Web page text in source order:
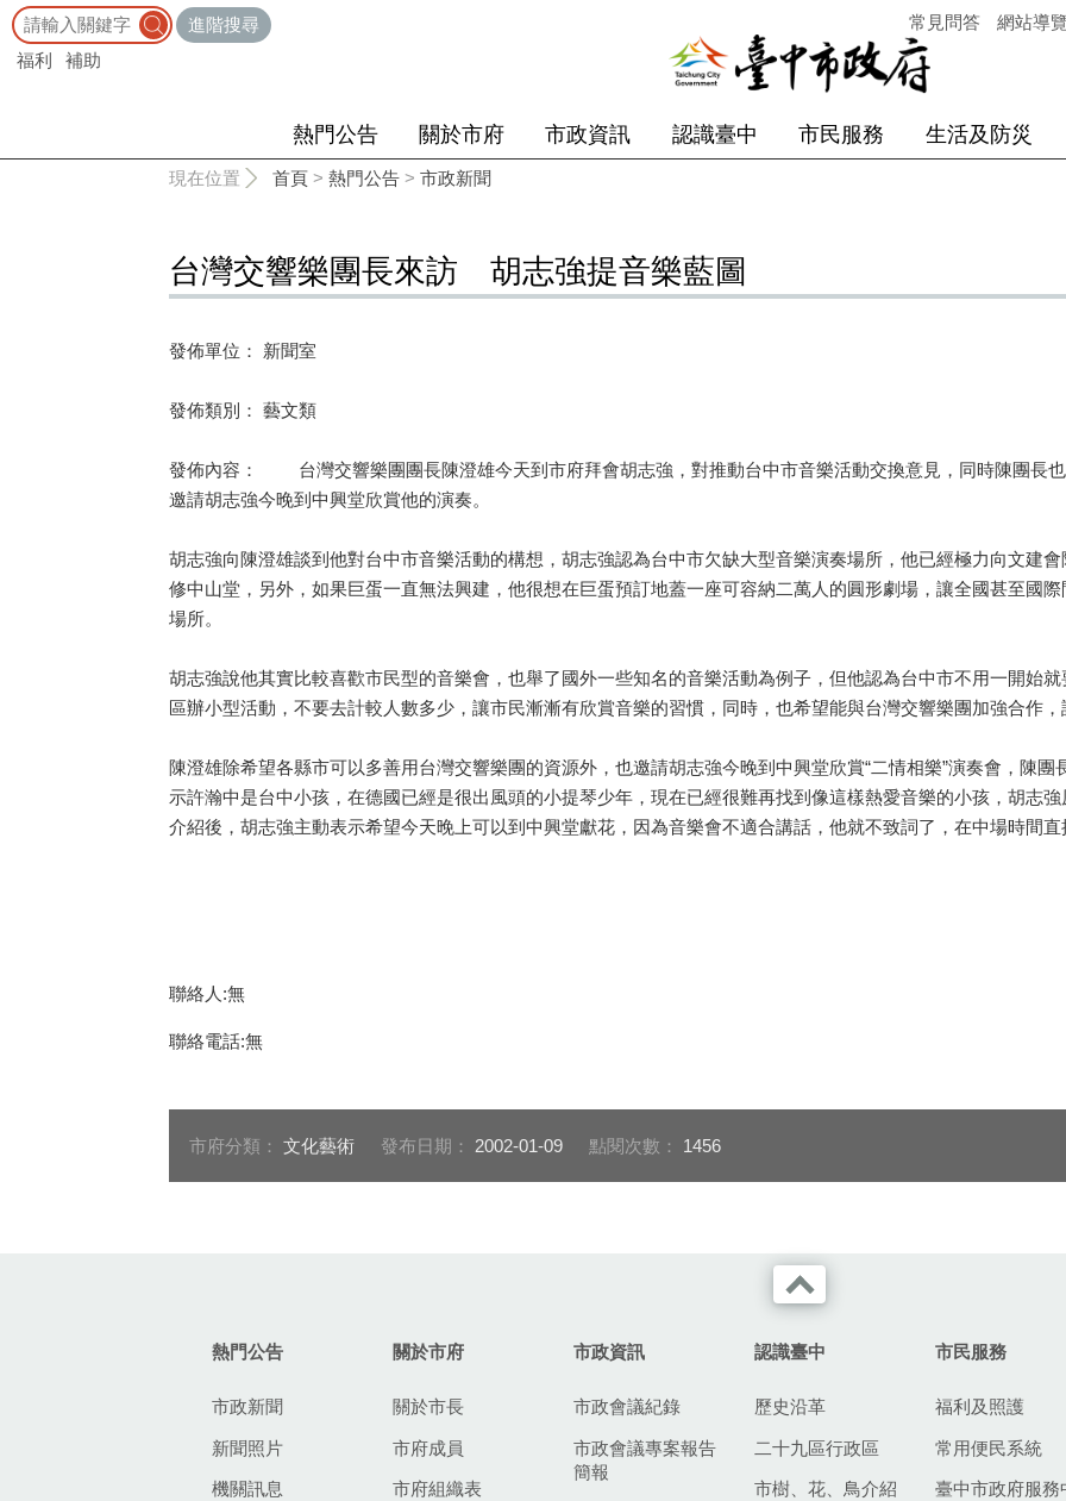
進階搜尋
福利
補助
常見問答 網站導
熱門公告 關於市府 市政資訊 認識臺中 市民服務 生活及防災
現在位置 首頁 > 熱門公告 > 市政新聞
台灣交響樂團長來訪 胡志強提音樂藍圖
發佈單位： 新聞室
發佈類別： 藝文類
發佈內容： 台灣交響樂團團長陳澄雄今天到市府拜會胡志強，對推動台中市音樂活動交換意見，同時陳團長
邀請胡志強今晚到中興堂欣賞他的演奏。
胡志強向陳澄雄談到他對台中市音樂活動的構想，胡志強認為台中市欠缺大型音樂演奏場所，他已經極力向文建
修中山堂，另外，如果巨蛋一直無法興建，他很想在巨蛋預訂地蓋一座可容納二萬人的圓形劇場，讓全國甚至國
場所。
胡志強說他其實比較喜歡市民型的音樂會，也舉了國外一些知名的音樂活動為例子，但他認為台中市不用一開始
區辦小型活動，不要去計較人數多少，讓市民漸漸有欣賞音樂的習慣，同時，也希望能與台灣交響樂團加強合作
陳澄雄除希望各縣市可以多善用台灣交響樂團的資源外，也邀請胡志強今晚到中興堂欣賞“二情相樂”演奏會，陳
示許瀚中是台中小孩，在德國已經是很出風頭的小提琴少年，現在已經很難再找到像這樣熱愛音樂的小孩，胡志
介紹後，胡志強主動表示希望今天晚上可以到中興堂獻花，因為音樂會不適合講話，他就不致詞了，在中場時間
聯絡人:無
聯絡電話:無
市府分類： 文化藝術 發布日期： 2002-01-09 點閱次數： 1456
熱門公告
市政新聞
新聞照片
機關訊息
關於市府
關於市長
市府成員
市府組織表
市政資訊
市政會議紀錄
市政會議專案報告
簡報
認識臺中
歷史沿革
二十九區行政區
市樹、花、鳥介紹
市民服務
福利及照護
常用便民系統
臺中市政府服務